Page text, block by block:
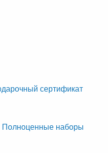
сертификат
Полноценные наборы